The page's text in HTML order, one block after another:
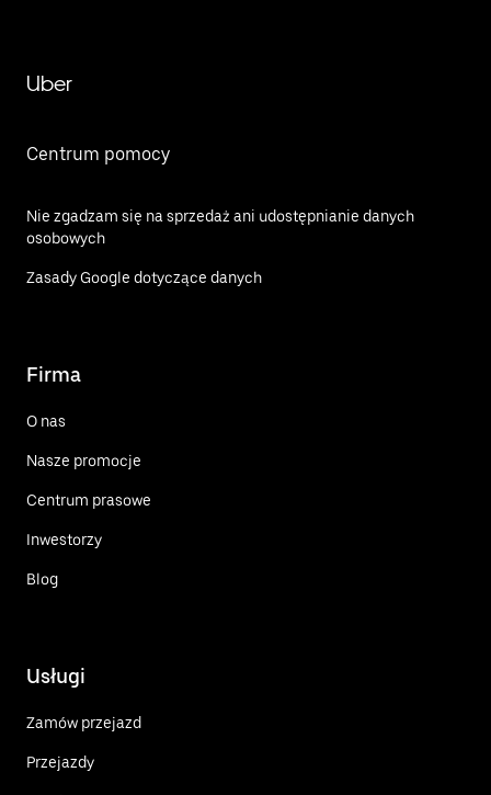
Uber
Centrum pomocy
Nie zgadzam się na sprzedaż ani udostępnianie danych
osobowych
Zasady Google dotyczące danych
Firma
O nas
Nasze promocje
Centrum prasowe
Inwestorzy
Blog
Usługi
Zamów przejazd
Przejazdy